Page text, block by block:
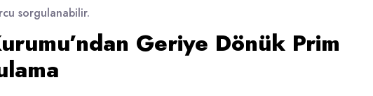
sorgulanabilir.
Geriye Dönük Prim